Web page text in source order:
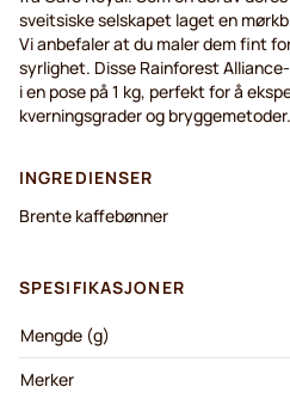
sveitsiske selskapet laget en
Vi anbefaler at du maler dem fint
syrlighet. Disse Rainforest
i en pose på 1 kg, perfekt for å
kverningsgrader og bryggemetoder.
INGREDIENSER
Brente kaffebønner
SPESIFIKASJONER
Mengde (g)
Merker